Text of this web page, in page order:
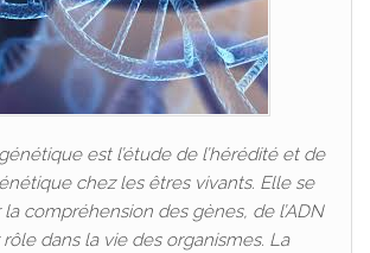
est l’étude de l’hérédité et de
chez les êtres vivants. Elle se
compréhension des gènes, de l’ADN
dans la vie des organismes. La